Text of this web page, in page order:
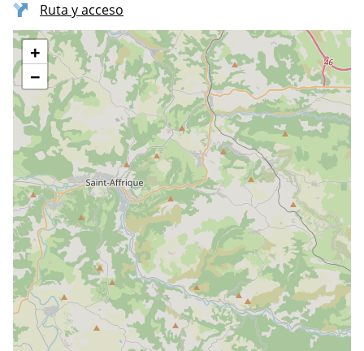
Ruta y acceso
+
−